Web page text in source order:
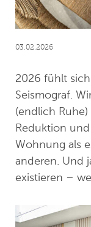
03.02.2026
2026 fühlt
Seismograf.
(endlich
Reduktion
Wohnung als
anderen. Und
existieren –